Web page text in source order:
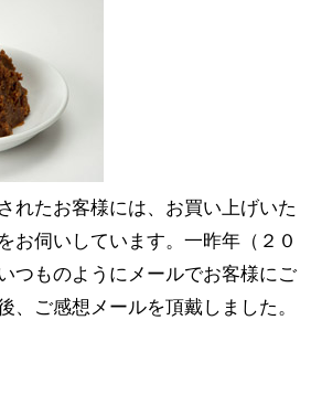
れたお客様には、お買い上げいた
お伺いしています。一昨年（２０
つものようにメールでお客様にご
、ご感想メールを頂戴しました。